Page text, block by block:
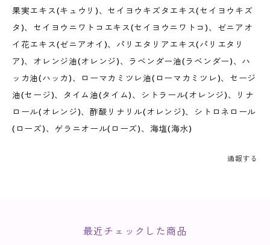
果実エキス(キュウリ)、セイヨウキズタエキス(セイヨウキズ
タ)、セイヨウニワトコエキス(セイヨウニワトコ)、ゼニアオ
イ花エキス(ゼニアオイ)、パリエタリアエキス(パリエタリ
ア)、オレンジ油(オレンジ)、ラベンダー油(ラベンダー)、ハ
ッカ油(ハッカ)、ローマカミツレ油(ローマカミツレ)、セージ
油(セージ)、タイム油(タイム)、シトラール(オレンジ)、リナ
ロール(オレンジ)、酢酸リナリル(オレンジ)、シトロネロール
(ローズ)、ゲラニオール(ローズ)、海塩(海水)
通報する
最近チェックした商品